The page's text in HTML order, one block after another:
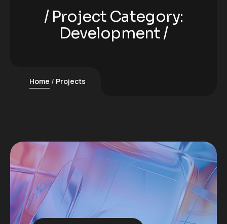
Project Category:
Development
Home Projects